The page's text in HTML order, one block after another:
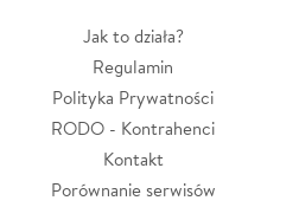
Jak to działa?
Regulamin
Polityka Prywatności
RODO - Kontrahenci
Kontakt
Porównanie serwisów